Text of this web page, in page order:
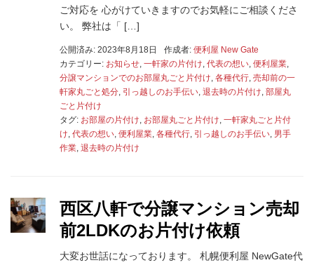
ご対応を 心がけていきますのでお気軽にご相談くださ
い。 弊社は「 […]
公開済み: 2023年8月18日 作成者: 便利屋 New Gate
カテゴリー: お知らせ 一軒家の片付け 代表の想い 便利屋業
分譲マンションでのお部屋丸ごと片付け 各種代行 売却前の一
軒家丸ごと処分 引っ越しのお手伝い 退去時の片付け 部屋丸
ごと片付け
タグ: お部屋の片付け お部屋丸ごと片付け 一軒家丸ごと片付
け 代表の想い 便利屋業 各種代行 引っ越しのお手伝い 男手
作業 退去時の片付け
西区八軒で分譲マンション売却
前2LDKのお片付け依頼
大変お世話になっております。 札幌便利屋 NewGate代